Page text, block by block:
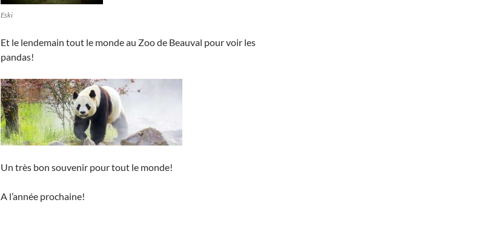
Eski
Et le lendemain tout le monde au Zoo de Beauval pour voir les
pandas!
Un très bon souvenir pour tout le monde!
A l’année prochaine!